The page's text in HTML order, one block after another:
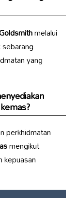
melalui
yang
perkhidmatan
mengikut
kepuasan